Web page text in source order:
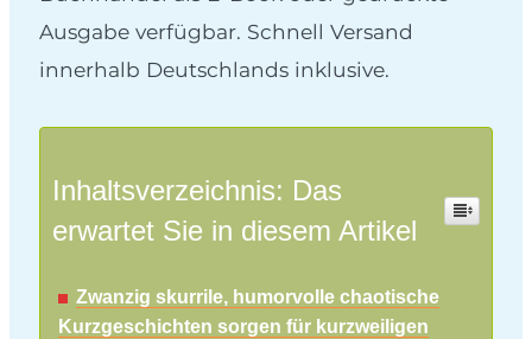
Ausgabe verfügbar. Schnell Versand
innerhalb Deutschlands inklusive.
Inhaltsverzeichnis: Das
erwartet Sie in diesem Artikel
Zwanzig skurrile, humorvolle chaotische
Kurzgeschichten sorgen für kurzweiligen